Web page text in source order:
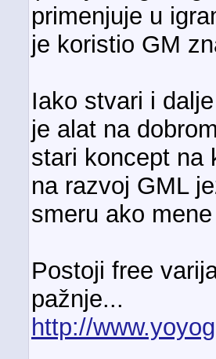
primenjuje u
je koristio GM
Iako stvari i
je alat na
stari koncept na
na razvoj GML
smeru ako
Postoji free
pažnje...
http://